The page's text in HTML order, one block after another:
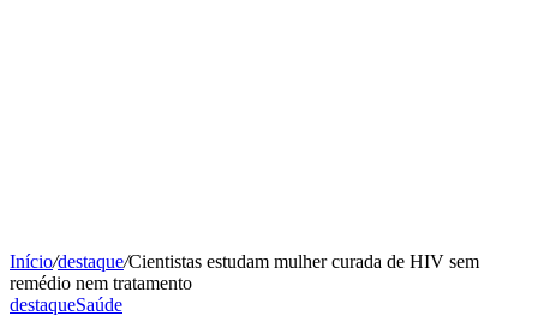
Início/destaque/Cientistas estudam mulher curada de HIV sem
remédio nem tratamento
destaqueSaúde